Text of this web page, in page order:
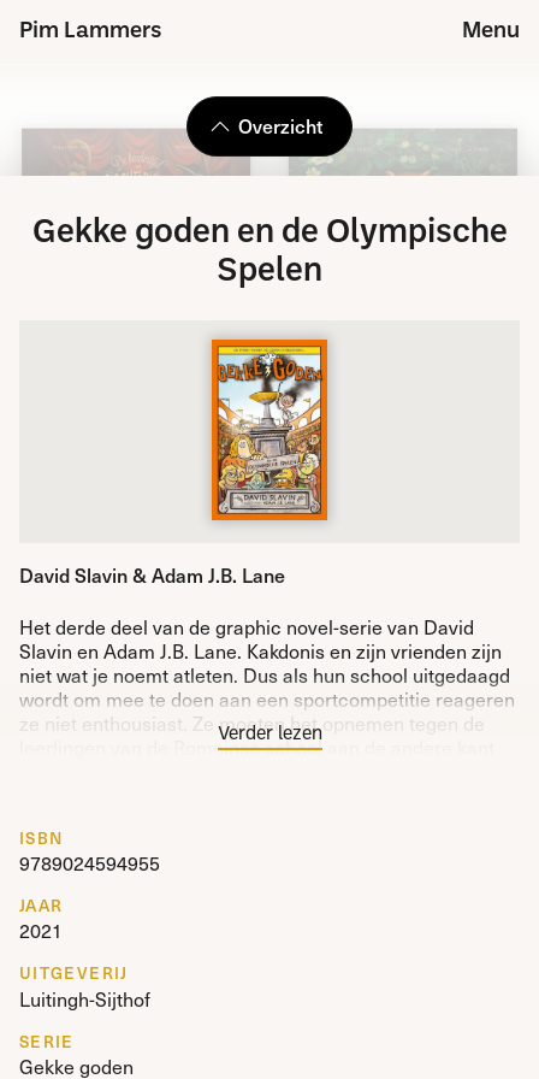
Pim Lammers Menu
Overzicht
Gekke goden en de Olympische
Spelen
David Slavin & Adam J.B. Lane
Het derde deel van de graphic novel-serie van David
Slavin en Adam J.B. Lane. Kakdonisen zijn vrienden zijn
niet wat je noemt atleten. Dus als hun school uitgedaagd
wordt om mee te doen aan een sportcompetitie reageren
ze niet enthousiast. Ze moeten het opnemen tegen de
leerlingen van de Romeinse school aan de andere kant
prijs. Zullen de Gekke Goden een manier vinden om
samen te werken met Kakdonis’ perfecte broer Adonis en
moeten ze hun bergtop voor altijd verlaten?
Verder lezen
ISBN
9789024594955
JAAR
2021
UITGEVERIJ
Luitingh-Sijthof
SERIE
Gekke goden